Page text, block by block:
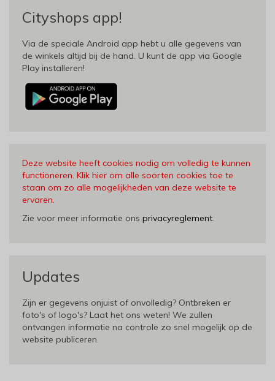
Cityshops app!
Via de speciale Android app hebt u alle gegevens van
de winkels altijd bij de hand. U kunt de app via Google
Play installeren!
Deze website heeft cookies nodig om volledig te kunnen
functioneren. Klik hier om alle soorten cookies toe te
staan om zo alle mogelijkheden van deze website te
ervaren
Zie voor meer informatie ons privacyreglement
Updates
Zijn er gegevens onjuist of onvolledig? Ontbreken er
foto's of logo's? Laat het ons weten! We zullen
ontvangen informatie na controle zo snel mogelijk op de
website publiceren.